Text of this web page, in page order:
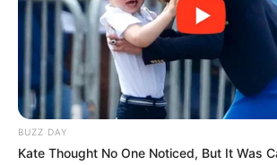
Everybody Wanted To Date Her In
Her Recently
BUZZDAY
BUZZ DAY
Kate Thought No One Noticed, But It Was